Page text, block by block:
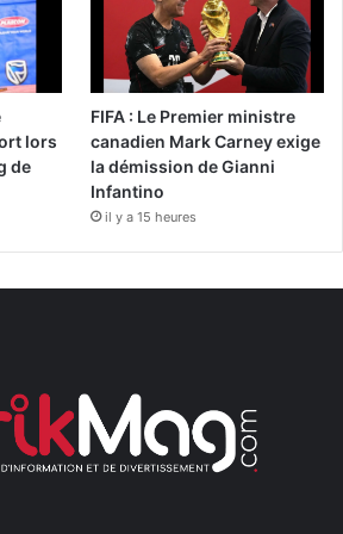
lors
de
FIFA : Le Premier ministre
canadien Mark Carney exige
la démission de Gianni
Infantino
il y a 15 heures